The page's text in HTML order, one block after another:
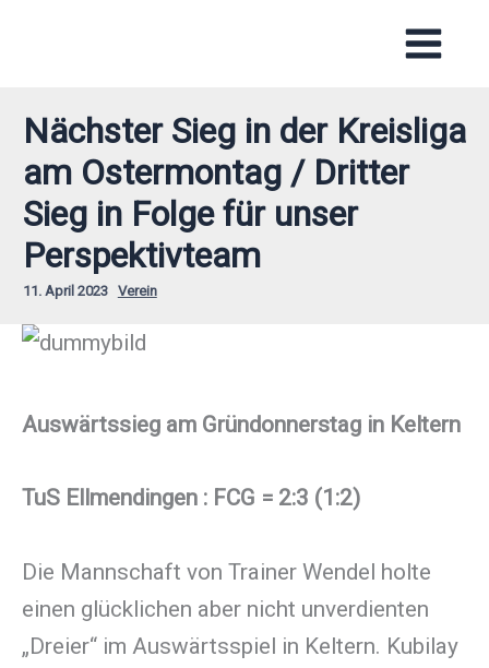
Nächster Sieg in der Kreisliga
am Ostermontag / Dritter
Sieg in Folge für unser
Perspektivteam
11. April 2023 Verein
Auswärtssieg am Gründonnerstag in Keltern
TuS Ellmendingen : FCG = 2:3 (1:2)
Die Mannschaft von Trainer Wendel holte
einen glücklichen aber nicht unverdienten
„Dreier“ im Auswärtsspiel in Keltern. Kubilay